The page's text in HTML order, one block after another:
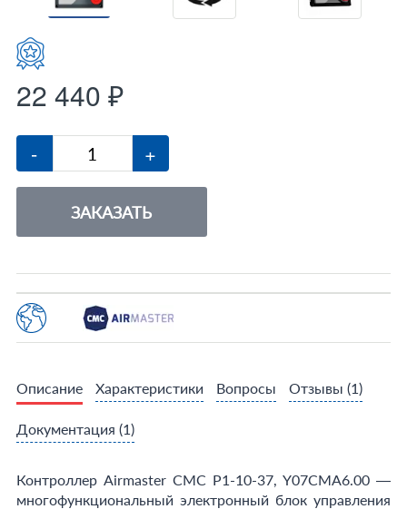
22 440 ₽
- +
ЗАКАЗАТЬ
Описание Характеристики Вопросы Отзывы (1)
Документация (1)
Контроллер Airmaster CMC P1-10-37, Y07CMA6.00 —
многофункциональный электронный блок управления